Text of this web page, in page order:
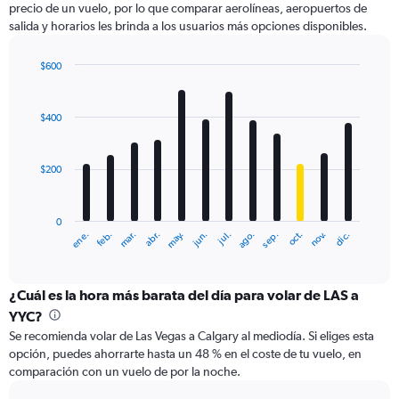
1
Y
displaying
precio de un vuelo, por lo que comparar aerolíneas, aeropuertos de
salida y horarios les brinda a los usuarios más opciones disponibles.
with
12
The
categories.
Range:
categories.
The
chart
ene. feb. mar. abr. may. jun. jul. ago. sep. oct. nov. dic.
0
$200
$400
$600
¿Cuál es la hora más barata del día para volar de LAS a
YYC?
Se recomienda volar de Las Vegas a Calgary al mediodía. Si eliges esta
opción, puedes ahorrarte hasta un 48 % en el coste de tu vuelo, en
comparación con un vuelo de por la noche.